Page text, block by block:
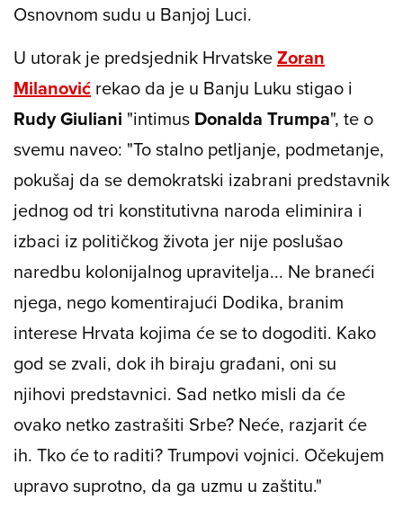
Osnovnom sudu u Banjoj Luci.
U utorak je predsjednik HrvatskeZoran
Milanović rekao da je u Banju Luku stigao i
Rudy Giuliani "intimus Donalda Trumpa", te o
svemu naveo: "To stalno petljanje, podmetanje,
pokušaj da se demokratski izabrani predstavnik
jednog od tri konstitutivna naroda eliminira i
izbaci iz političkog života jer nije poslušao
naredbu kolonijalnog upravitelja... Ne braneći
njega, nego komentirajući Dodika, branim
interese Hrvata kojima će se to dogoditi. Kako
god se zvali, dok ih biraju građani, oni su
njihovi predstavnici. Sad netko misli da će
ovako netko zastrašiti Srbe? Neće, razjarit će
ih. Tko će to raditi? Trumpovi vojnici. Očekujem
upravo suprotno, da ga uzmu u zaštitu."